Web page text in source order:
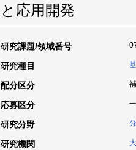
と応用開発
研究課題/領域番号
研究種目
配分区分
応募区分
研究分野
研究機関